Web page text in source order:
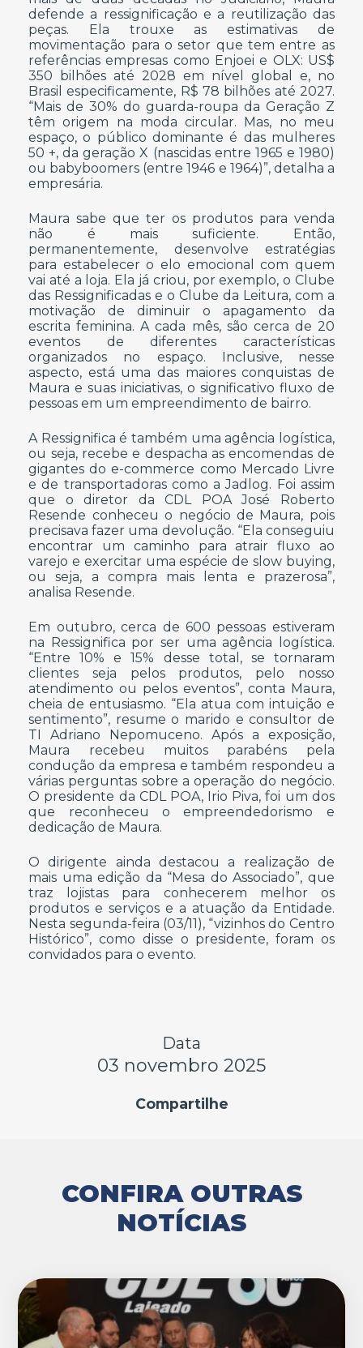
defende a ressignificação e a reutilização das
peças. Ela trouxe as estimativas de
movimentação para o setor que tem entre as
referências empresas como Enjoei e OLX: US$
350 bilhões até 2028 em nível global e, no
Brasil especificamente, R$ 78 bilhões até 2027.
“Mais de 30% do guarda-roupa da Geração Z
têm origem na moda circular. Mas, no meu
espaço, o público dominante é das mulheres
50 +, da geração X (nascidas entre 1965 e 1980)
ou babyboomers (entre 1946 e 1964)”, detalha a
empresária.
Maura sabe que ter os produtos para venda
não é mais suficiente. Então,
permanentemente, desenvolve estratégias
para estabelecer o elo emocional com quem
vai até a loja. Ela já criou, por exemplo, o Clube
das Ressignificadas e o Clube da Leitura, com a
motivação de diminuir o apagamento da
escrita feminina. A cada mês, são cerca de 20
eventos de diferentes características
organizados no espaço. Inclusive, nesse
aspecto, está uma das maiores conquistas de
Maura e suas iniciativas, o significativo fluxo de
pessoas em um empreendimento de bairro.
A Ressignifica é também uma agência logística,
ou seja, recebe e despacha as encomendas de
gigantes do e-commerce como Mercado Livre
e de transportadoras como a Jadlog. Foi assim
que o diretor da CDL POA José Roberto
Resende conheceu o negócio de Maura, pois
precisava fazer uma devolução. “Ela conseguiu
encontrar um caminho para atrair fluxo ao
varejo e exercitar uma espécie de slow buying,
ou seja, a compra mais lenta e prazerosa”,
analisa Resende.
Em outubro, cerca de 600 pessoas estiveram
na Ressignifica por ser uma agência logística.
“Entre 10% e 15% desse total, se tornaram
clientes seja pelos produtos, pelo nosso
atendimento ou pelos eventos”, conta Maura,
cheia de entusiasmo. “Ela atua com intuição e
sentimento”, resume o marido e consultor de
TI Adriano Nepomuceno. Após a exposição,
Maura recebeu muitos parabéns pela
condução da empresa e também respondeu a
várias perguntas sobre a operação do negócio.
O presidente da CDL POA, Irio Piva, foi um dos
que reconheceu o empreendedorismo e
dedicação de Maura.
O dirigente ainda destacou a realização de
mais uma edição da “Mesa do Associado”, que
traz lojistas para conhecerem melhor os
produtos e serviços e a atuação da Entidade.
Nesta segunda-feira (03/11), “vizinhos do Centro
Histórico”, como disse o presidente, foram os
convidados para o evento.
Data
03 novembro 2025
Compartilhe
CONFIRA OUTRAS
NOTÍCIAS